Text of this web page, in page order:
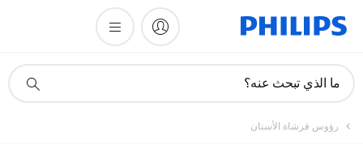
دعم
ما الذي تبحث عنه؟
رؤوس فرشاة الأسنان